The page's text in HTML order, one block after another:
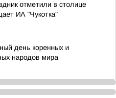
отметили в столице
ИА "Чукотка"
день коренных и
народов мира